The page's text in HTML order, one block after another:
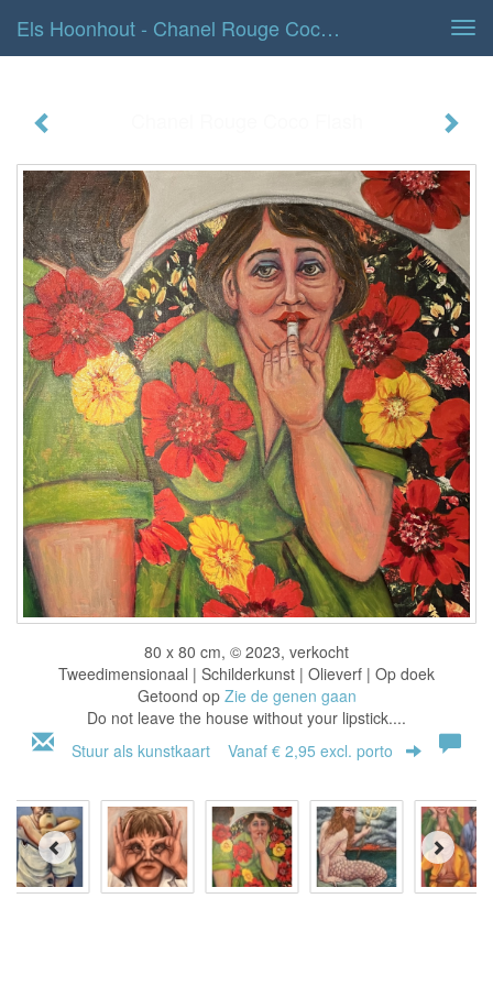
Els Hoonhout - Chanel Rouge Coco Flash
80 x 80 cm, © 2023, verkocht
Tweedimensionaal | Schilderkunst | Olieverf | Op doek
Getoond op Zie de genen gaan
Do not leave the house without your lipstick....
Stuur als kunstkaart Vanaf € 2,95 excl. porto